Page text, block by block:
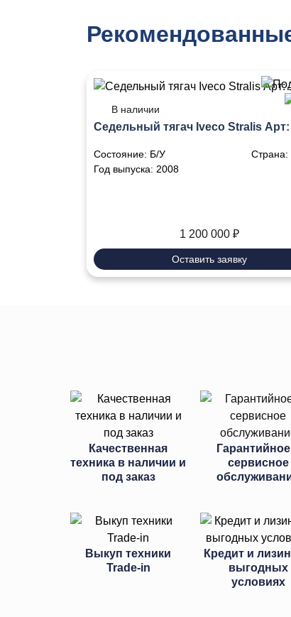
В наличии
Седельный тягач Iveco Stralis Арт:
Состояние: Б/У Страна:
Год выпуска: 2008
1 200 000 ₽
Оставить заявку
Качественная
техника в наличии и
под заказ
сервисное
Выкуп техники
Trade-in
Кредит и
выгодных
условиях